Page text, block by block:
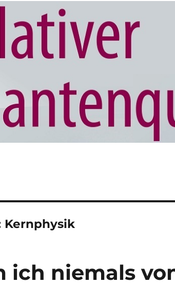
Kernphysik
ich niemals